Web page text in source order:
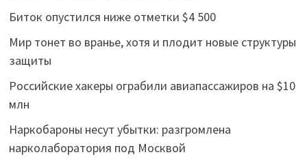
Биток опустился ниже отметки $4 500
Мир тонет во вранье, хотя и плодит новые структуры
защиты
Российские хакеры ограбили авиапассажиров на $10
млн
Наркобароны несут убытки: разгромлена
нарколаборатория под Москвой